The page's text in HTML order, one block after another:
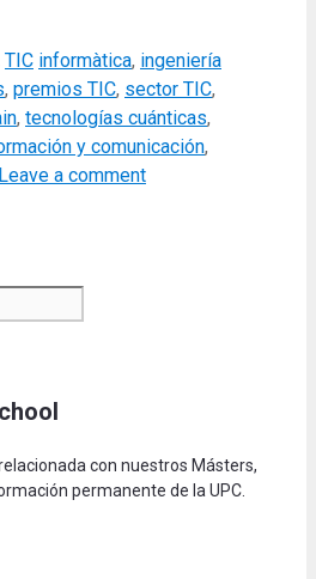
TIC Tags
informàtica, ingeniería
, premios TIC, sector TIC,
, tecnologías cuánticas,
y comunicación,
Leave a comment
l
con nuestros Másters,
permanente de la UPC.